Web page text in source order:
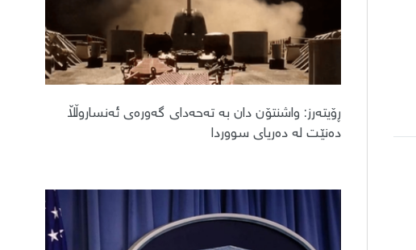
ڕۆیتەرز: واشنتۆن دان بە تەحەدای گەورەی ئەنساروڵڵا
دەنێت لە دەریای سووردا